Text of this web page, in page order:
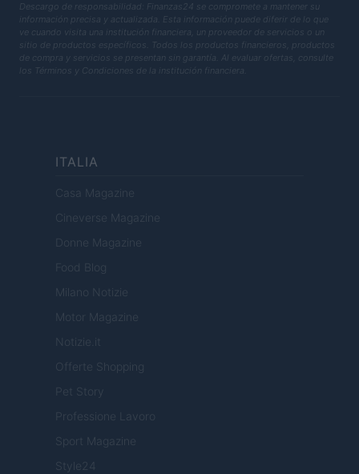
Descargo de responsabilidad: Finanzas24 se compromete a mantener su
información precisa y actualizada. Esta información puede diferir de lo que
ve cuando visita una institución financiera, un proveedor de servicios o un
sitio de productos específicos. Todos los productos financieros, productos
de compra y servicios se presentan sin garantía. Al evaluar ofertas, consulte
los Términos y Condiciones de la institución financiera.
ITALIA
Casa Magazine
Cineverse Magazine
Donne Magazine
Food Blog
Milano Notizie
Motor Magazine
Notizie.it
Offerte Shopping
Pet Story
Professione Lavoro
Sport Magazine
Style24